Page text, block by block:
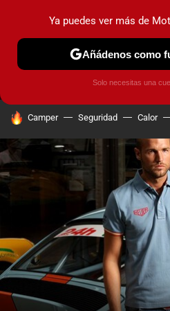
MENÚ
COCHES
HOY SE HABLA DE
Camper Seguridad Calor
Ya puedes ver más de
Añádenos como
Solo necesitas una